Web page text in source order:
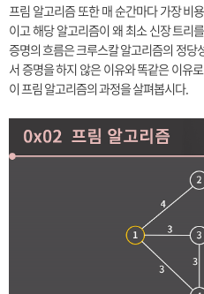
프림 알고리즘 또한 매 순간마다 가장 비
이고 해당 알고리즘이 왜 최소 신장 트리
증명의 흐름은 크루스칼 알고리즘의 정당
서 증명을 하지 않은 이유와 똑같은 이유
이 프림 알고리즘의 과정을 살펴봅시다.